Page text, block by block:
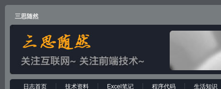
三思随然
日志首页 技术资料 Excel笔记 程序代码 生活知识